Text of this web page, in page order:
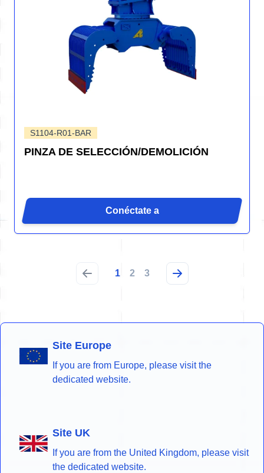
S1104-R01-BAR
PINZA DE SELECCIÓN/DEMOLICIÓN
Conéctate a
1 2 3
Site Europe
If you are from Europe, please visit the
dedicated website.
Site UK
If you are from the United Kingdom, please visit
the dedicated website.